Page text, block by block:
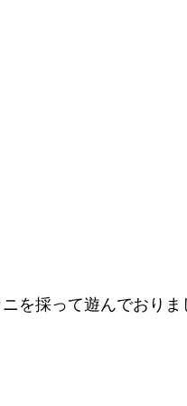
を採って遊んでおりま